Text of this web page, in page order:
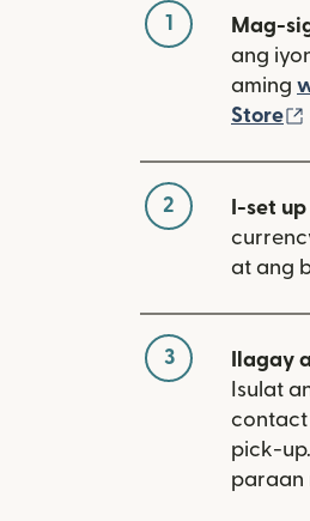
1 Mag-
ang
aming
Store
2 I-set
at ang
3
Ilagay
Isulat
contact
pick-
paraan